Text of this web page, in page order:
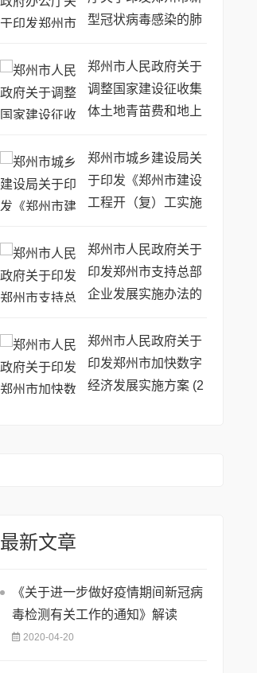
型冠状病毒感染的肺
的通知
郑州市人民政府关于
调整国家建设征收集
体土地青苗费和地上
知
郑州市城乡建设局关
于印发《郑州市建设
工程开（复）工实施
郑州市人民政府关于
印发郑州市支持总部
企业发展实施办法的
郑州市人民政府关于
印发郑州市加快数字
经济发展实施方案 (2
最新文章
《关于进一步做好疫情期间新冠病
毒检测有关工作的通知》解读
2020-04-20